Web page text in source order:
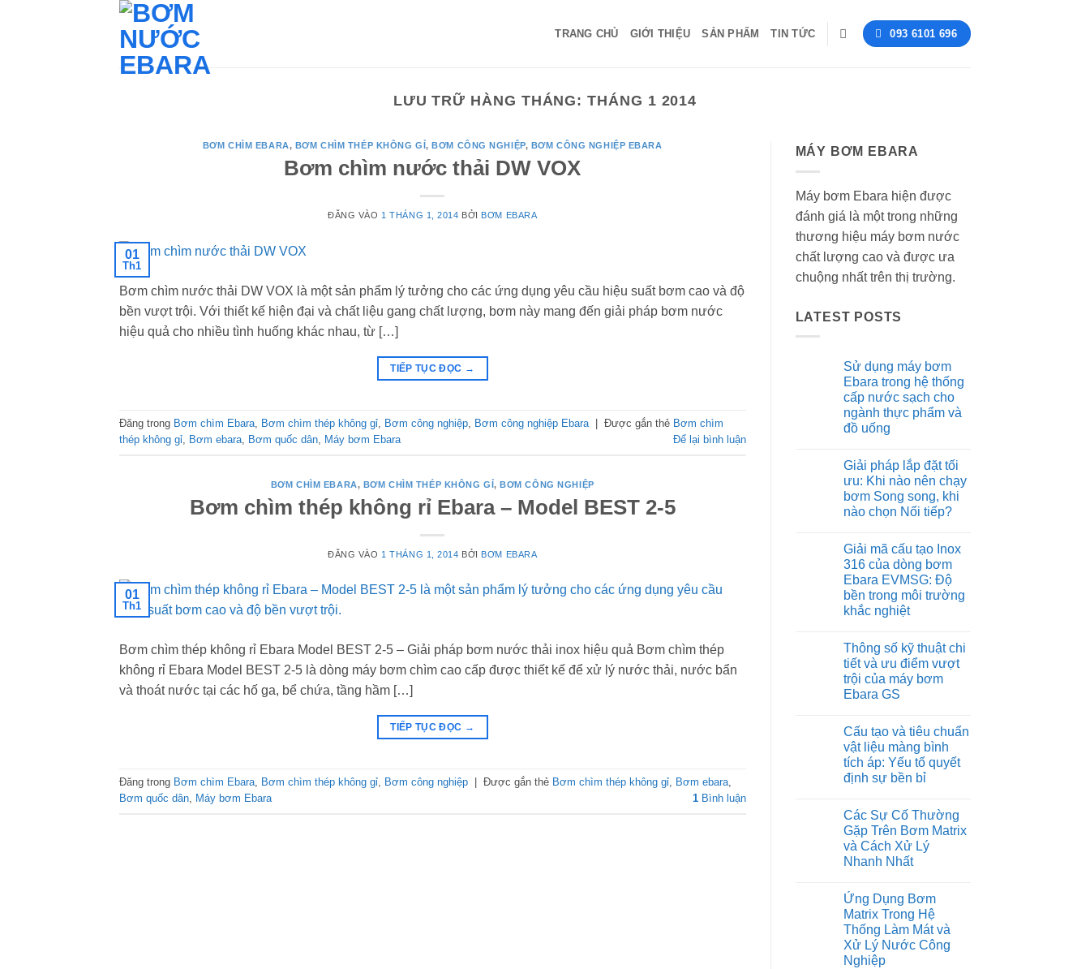
TRANG CHỦ GIỚI THIỆU SẢN PHẨM TIN TỨC 093 6101 696
LƯU TRỮ HÀNG THÁNG:THÁNG 1 2014
BƠM CHÌM EBARA, BƠM CHÌM THÉP KHÔNG GỈ,BƠM CÔNG NGHIỆP, BƠM CÔNG NGHIỆP EBARA
Bơm chìm nước thải DW VOX
ĐĂNG VÀO 1 THÁNG 1, 2014 BỞI BƠM EBARA
01
Th1
Bơm chìm nước thải DW VOX là một sản phẩm lý tưởng cho các ứng dụng yêu cầu hiệu suất bơm cao và độ
bền vượt trội. Với thiết kế hiện đại và chất liệu gang chất lượng, bơm này mang đến giải pháp bơm nước
hiệu quả cho nhiều tình huống khác nhau, từ […]
TIẾP TỤC ĐỌC →
Đăng trong Bơm chìm Ebara, Bơm chìm thép không gỉ, Bơm công nghiệp, Bơm công nghiệp Ebara Được gắn thẻ Bơm chìm
thép không gỉ, Bơm ebara, Bơm quốc dân, Máy bơm Ebara Để lại bình luận
BƠM CHÌM EBARA, BƠM CHÌM THÉP KHÔNG GỈ,BƠM CÔNG NGHIỆP
Bơm chìm thép không rỉ Ebara – Model BEST 2-5
ĐĂNG VÀO 1 THÁNG 1, 2014 BỞI BƠM EBARA
01
Th1
Bơm chìm thép không rỉ Ebara Model BEST 2-5 – Giải pháp bơm nước thải inox hiệu quả Bơm chìm thép
không rỉ Ebara Model BEST 2-5 là dòng máy bơm chìm cao cấp được thiết kế để xử lý nước thải, nước bẩn
và thoát nước tại các hố ga, bể chứa, tầng hầm […]
TIẾP TỤC ĐỌC →
Đăng trong Bơm chìm Ebara, Bơm chìm thép không gỉ, Bơm công nghiệp Được gắn thẻ Bơm chìm thép không gỉ, Bơm ebara,
Bơm quốc dân, Máy bơm Ebara 1Bình luận
MÁY BƠM EBARA
Máy bơm Ebara hiện được
đánh giá là một trong những
thương hiệu máy bơm nước
chất lượng cao và được ưa
chuộng nhất trên thị trường.
LATEST POSTS
Sử dụng máy bơm
Ebara trong hệ thống
cấp nước sạch cho
ngành thực phẩm và
đồ uống
bình
luận
ở
Sử
dụng
máy
trong
hệ
thống
cấp
nước
sạch
cho
phẩm
và
đồ
uống
Giải pháp lắp đặt tối
ưu: Khi nào nên chạy
bơm Song song, khi
nào chọn Nối tiếp?
bình
luận
ở
Giải
pháp
lắp
đặt
Khi
nào
nên
chạy
bơm
Song
nào
chọn
Nối
tiếp?
Giải mã cấu tạo Inox
316 của dòng bơm
Ebara EVMSG: Độ
bền trong môi trường
khắc nghiệt
bình
luận
ở
Giải
mã
cấu
316
của
dòng
bơm
Ebara
EVMSG:
trong
môi
trường
khắc
nghiệt
Thông số kỹ thuật chi
tiết và ưu điểm vượt
trội của máy bơm
Ebara GS
bình
luận
ở
Thông
số
kỹ
tiết
và
ưu
điểm
vượt
trội
máy
bơm
Ebara
GS
Cấu tạo và tiêu chuẩn
vật liệu màng bình
tích áp: Yếu tố quyết
định sự bền bỉ
bình
luận
ở
Cấu
tạo
và
vật
liệu
màng
bình
tích
áp:
Yếu
Các Sự Cố Thường
Gặp Trên Bơm Matrix
và Cách Xử Lý
Nhanh Nhất
bình
luận
ở
Các
Sự
Cố
Thường
Ứng Dụng Bơm
Matrix Trong Hệ
Thống Làm Mát và
Xử Lý Nước Công
Nghiệp